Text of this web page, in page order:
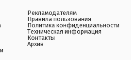
Рекламодателям
Правила пользования
Политика конфиденциальности
Техническая информация
Контакты
Архив